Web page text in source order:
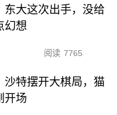
东大这次出手，没给
幻想
阅读 7765
沙特摆开大棋局，猫
开场